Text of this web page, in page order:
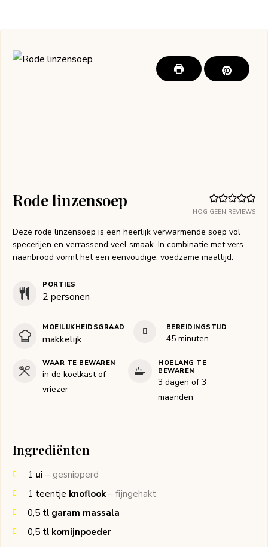
NOG GEEN REVIEWS
Rode linzensoep
Deze rode linzensoep is een heerlijk verwarmende soep vol
specerijen en verrassend veel smaak. In combinatie met vers
naanbrood vormt het een eenvoudige, voedzame maaltijd.
PORTIES
2 personen
MOEILIJKHEIDSGRAAD
makkelijk
BEREIDINGSTIJD
45minuten
minuten
WAAR TE BEWAREN
in de koelkast of
vriezer
HOELANG TE
BEWAREN
3 dagen of 3
maanden
Ingrediënten
1 ui – gesnipperd
1 teentje knoflook – fijngehakt
0,5 tl garam massala
0,5 tl komijnpoeder